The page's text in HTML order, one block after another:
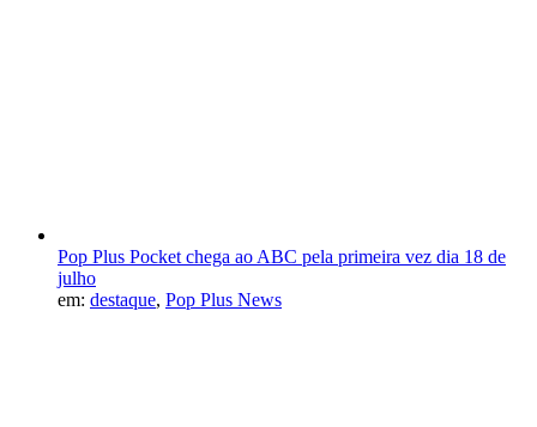
Pop Plus Pocket chega ao ABC pela primeira vez dia 18 de
julho
em: destaque, Pop Plus News